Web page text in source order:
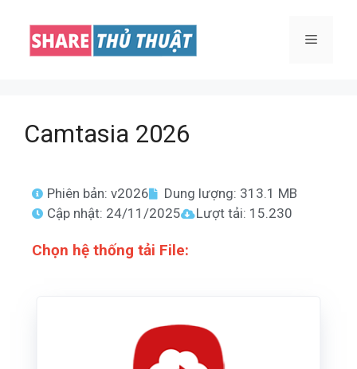
Camtasia 2026
Phiên bản: v2026
Dung lượng: 313.1 MB
Cập nhật: 24/11/2025
Lượt tải: 15.230
Chọn hệ thống tải File: